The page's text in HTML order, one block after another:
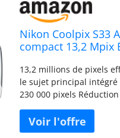
Nikon Coolpix S33
compact 13,2 Mpix
13,2 millions de pixels
le sujet principal intégré
230 000 pixels
manipuler pour les
Zoom optique NIKKOR
Écran ACL de 6,7 cm